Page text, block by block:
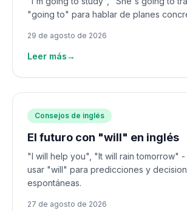
"going to" para hablar de planes
29 de agosto de 2026
Leer más→
Consejos de inglés
El futuro con "will" en inglés
"I will help you", "It will rain tomorrow"
usar "will" para predicciones y
espontáneas.
27 de agosto de 2026